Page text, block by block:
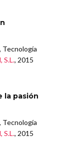
Tecnología
S.L., 2015
la pasión
Tecnología
S.L., 2015